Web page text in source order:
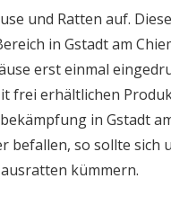
und Ratten auf.
in Gstadt am
erst einmal
frei erhältlichen
in Gstadt
befallen, so sollte sich
kümmern.